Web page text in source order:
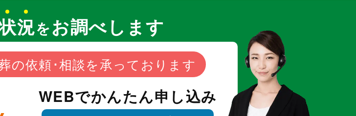
況をお調べします
の依頼･相談を承っております
WEBでかんたん申し込み